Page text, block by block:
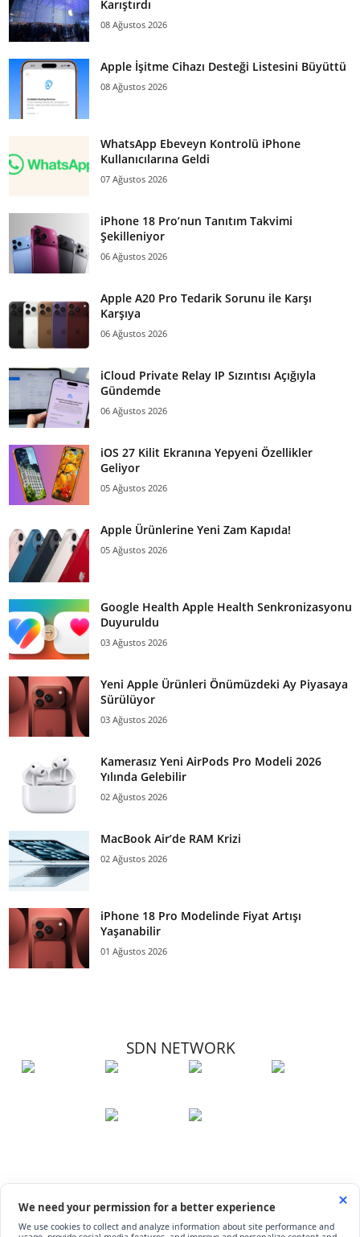
Karıştırdı
08 Ağustos 2026
Apple İşitme Cihazı Desteği Listesini Büyüttü
08 Ağustos 2026
WhatsApp Ebeveyn Kontrolü iPhone
Kullanıcılarına Geldi
07 Ağustos 2026
iPhone 18 Pro’nun Tanıtım Takvimi
Şekilleniyor
06 Ağustos 2026
Apple A20 Pro Tedarik Sorunu ile Karşı
Karşıya
06 Ağustos 2026
iCloud Private Relay IP Sızıntısı Açığıyla
Gündemde
06 Ağustos 2026
iOS 27 Kilit Ekranına Yepyeni Özellikler
Geliyor
05 Ağustos 2026
Apple Ürünlerine Yeni Zam Kapıda!
05 Ağustos 2026
Google Health Apple Health Senkronizasyonu
Duyuruldu
03 Ağustos 2026
Yeni Apple Ürünleri Önümüzdeki Ay Piyasaya
Sürülüyor
03 Ağustos 2026
Kamerasız Yeni AirPods Pro Modeli 2026
Yılında Gelebilir
02 Ağustos 2026
MacBook Air’de RAM Krizi
02 Ağustos 2026
iPhone 18 Pro Modelinde Fiyat Artışı
Yaşanabilir
01 Ağustos 2026
SDN NETWORK